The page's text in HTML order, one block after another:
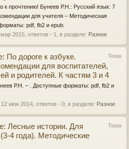
к прочтению! Бунеев Р.Н.: Русский язык: 7
для учителя – Методическая
pdf, fb2 и epub.
мар 2015 , ответов - 1, в разделе: Разное
Тема
По дороге к азбуке.
для воспитателей,
и родителей. К частям 3 и 4
Р.Н. – . Доступные форматы: pdf, fb2 и
12 июн 2014 , ответов - 0, в разделе: Разное
Тема
Лесные истории. Для
4 года). Методические